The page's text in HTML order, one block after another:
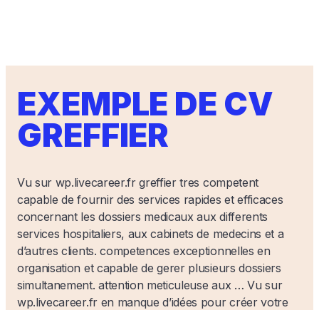
EXEMPLE DE CV
GREFFIER
Vu sur wp.livecareer.fr greffier tres competent
capable de fournir des services rapides et efficaces
concernant les dossiers medicaux aux differents
services hospitaliers, aux cabinets de medecins et a
d’autres clients. competences exceptionnelles en
organisation et capable de gerer plusieurs dossiers
simultanement. attention meticuleuse aux … Vu sur
wp.livecareer.fr en manque d’idées pour créer votre